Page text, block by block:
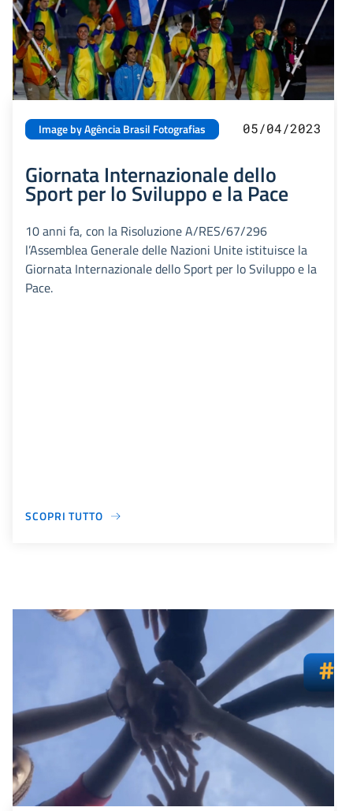
Image by Agência Brasil Fotografias 05/04/2023
Giornata Internazionale dello
Sport per lo Sviluppo e la Pace
10 anni fa, con la Risoluzione A/RES/67/296
l’Assemblea Generale delle Nazioni Unite istituisce la
Giornata Internazionale dello Sport per lo Sviluppo e la
Pace.
SCOPRI TUTTO